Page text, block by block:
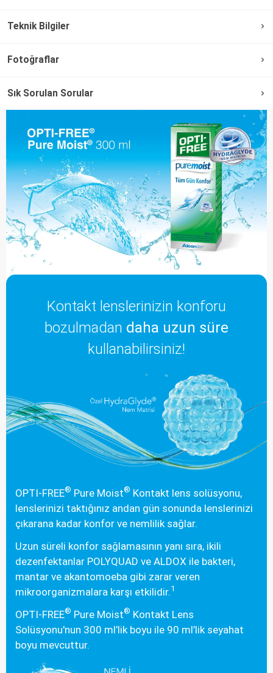
Teknik Bilgiler
Fotoğraflar
Sık Sorulan Sorular
Kontakt lenslerinizin konforu
bozulmadan daha uzun süre
kullanabilirsiniz!
OPTI-FREE® Pure Moist® Kontakt lens solüsyonu,
lenslerinizi taktığınız andan gün sonunda lenslerinizi
çıkarana kadar konfor ve nemlilik sağlar.
Uzun süreli konfor sağlamasının yanı sıra, ikili
dezenfektanlar POLYQUAD ve ALDOX ile bakteri,
mantar ve akantomoeba gibi zarar veren
mikroorganizmalara karşı etkilidir. 1
OPTI-FREE® Pure Moist® Kontakt Lens
Solüsyonu'nun 300 ml’lik boyu ile 90 ml’lik seyahat
boyu mevcuttur.